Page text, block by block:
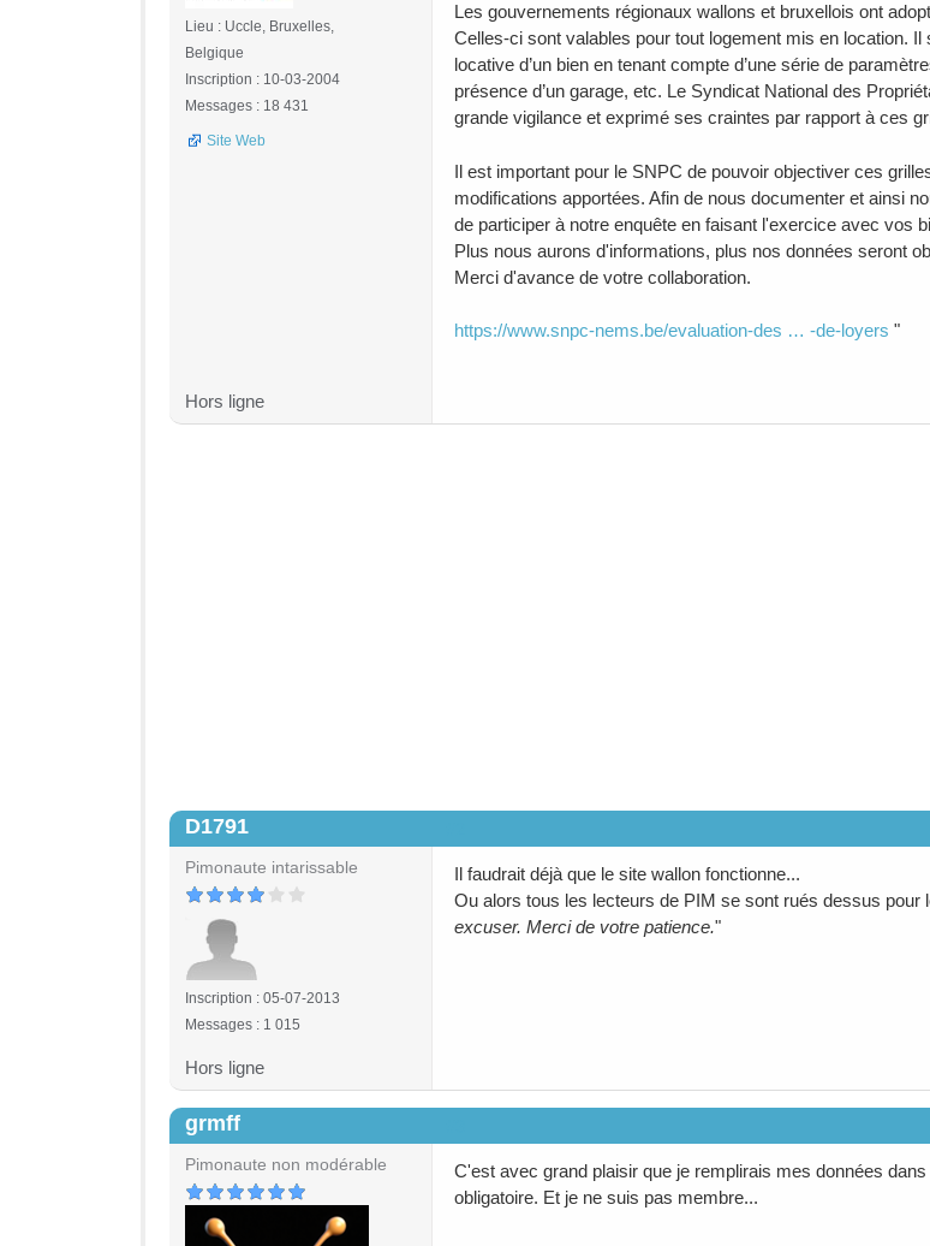
Lieu : Uccle, Bruxelles,
Belgique
Inscription : 10-03-2004
Messages : 18 431
Site Web
Les gouvernements régionaux wallons et bruxellois ont
Celles-ci sont valables pour tout logement mis en location.
locative d’un bien en tenant compte d’une série de
présence d’un garage, etc. Le Syndicat National des
grande vigilance et exprimé ses craintes par rapport à ces
Il est important pour le SNPC de pouvoir objectiver ces
modifications apportées. Afin de nous documenter et ainsi
de participer à notre enquête en faisant l'exercice avec vos
Plus nous aurons d'informations, plus nos données seront
Merci d'avance de votre collaboration.
https://www.snpc-nems.be/evaluation-des … -de-loyers "
Hors ligne
D1791
Pimonaute intarissable
Inscription : 05-07-2013
Messages : 1 015
Il faudrait déjà que le site wallon fonctionne...
Ou alors tous les lecteurs de PIM se sont rués dessus pour
excuser. Merci de votre patience."
Hors ligne
grmff
Pimonaute non modérable
C'est avec grand plaisir que je remplirais mes données
obligatoire. Et je ne suis pas membre...